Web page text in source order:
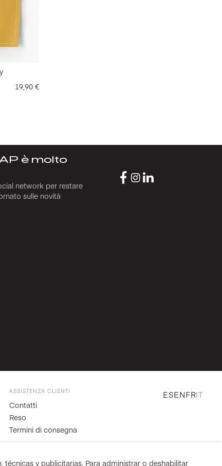
19,90 €
è molto
network per restare
sulle novità
ASSISTENZA CLIENTI
Contatti
Reso
Termini di consegna
ESENFRIT
y publicitarias. Para administrar o deshabilitar